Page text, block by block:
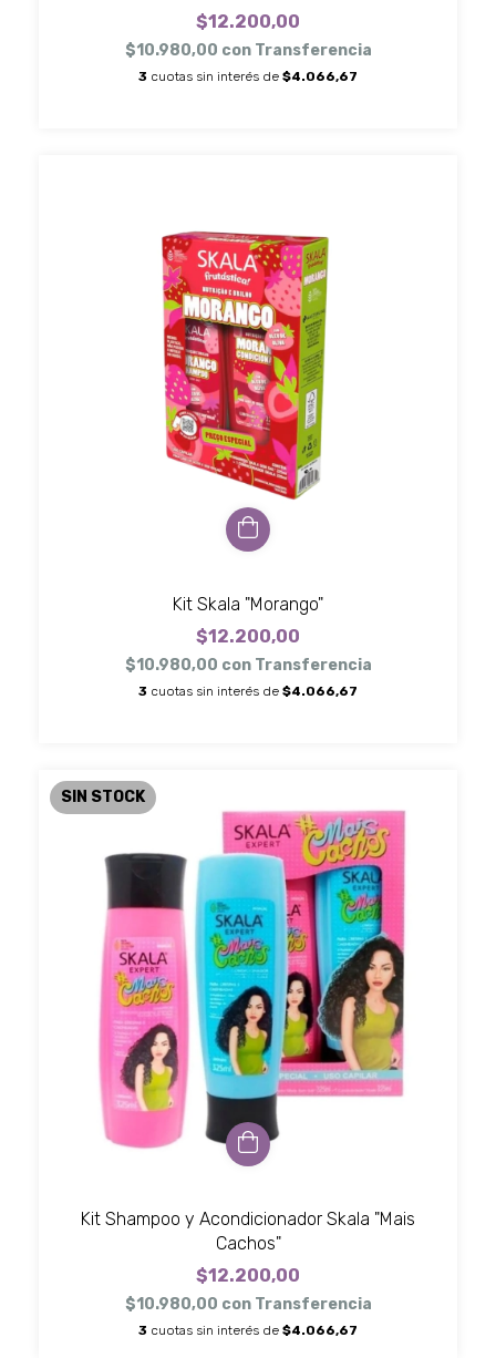
$12.200,00
$10.980,00 con Transferencia
3 cuotas sin interés de $4.066,67
Kit Skala "Morango"
$12.200,00
$10.980,00 con Transferencia
3 cuotas sin interés de $4.066,67
SIN STOCK
Kit Shampoo y Acondicionador Skala "Mais
Cachos"
$12.200,00
$10.980,00 con Transferencia
3 cuotas sin interés de $4.066,67